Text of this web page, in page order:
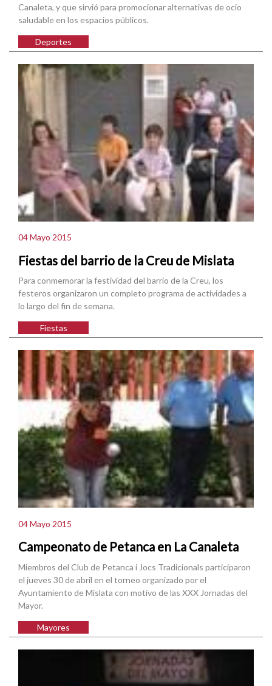
Canaleta, y que sirvió para promocionar alternativas de ocio
saludable en los espacios públicos.
Deportes
04 Mayo 2015
Fiestas del barrio de la Creu de Mislata
Para conmemorar la festividad del barrio de la Creu, los
festeros organizaron un completo programa de actividades a
lo largo del fin de semana.
Fiestas
04 Mayo 2015
Campeonato de Petanca en La Canaleta
Miembros del Club de Petanca i Jocs Tradicionals participaron
el jueves 30 de abril en el torneo organizado por el
Ayuntamiento de Mislata con motivo de las XXX Jornadas del
Mayor.
Mayores